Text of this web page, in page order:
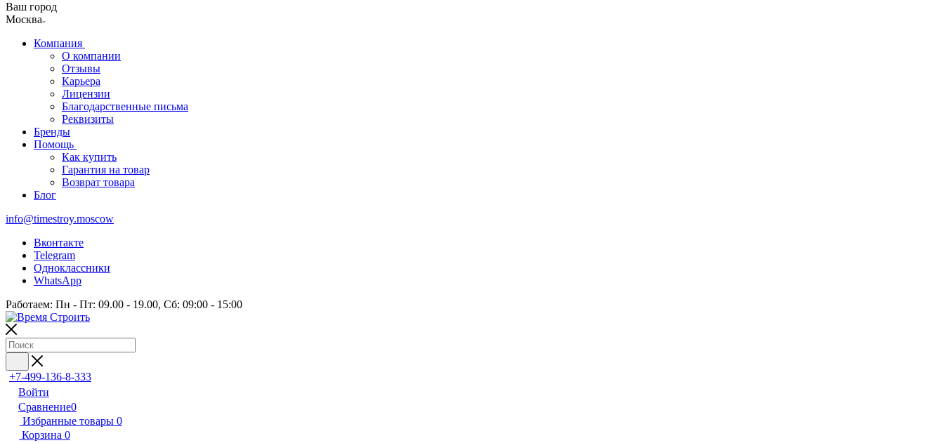
Ваш город
Москва
Компания
О компании
Отзывы
Карьера
Лицензии
Благодарственные письма
Реквизиты
Бренды
Помощь
Как купить
Гарантия на товар
Возврат товара
Блог
info@timestroy.moscow
Вконтакте
Telegram
Одноклассники
WhatsApp
Работаем: Пн - Пт: 09.00 - 19.00, Сб: 09:00 - 15:00
+7-499-136-8-333
Войти
Сравнение0
Избранные товары 0
Корзина 0